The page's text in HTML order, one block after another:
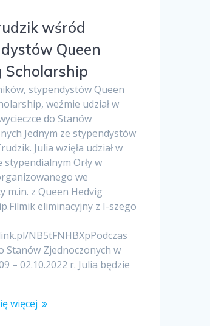
wśród
Queen
Scholarship
stypendystów Queen
weźmie udział w
do Stanów
Jednym ze stypendystów
Julia wzięła udział w
Orły w
we
m.in. z Queen Hedvig
eliminacyjny z I-szego
NB5tFNHBXpPodczas
Stanów Zjednoczonych w
– 02.10.2022 r. Julia będzie
więcej